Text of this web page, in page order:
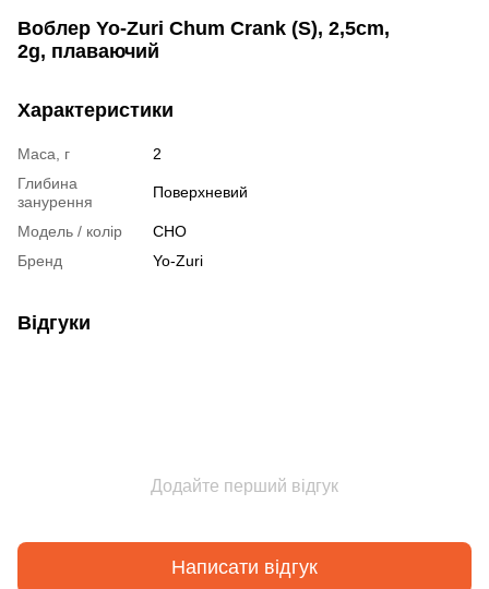
Воблер Yo-Zuri Chum Crank (S), 2,5cm,
2g, плаваючий
Характеристики
Маса, г
2
Глибина
занурення
Поверхневий
Модель / колір
CHO
Бренд
Yo-Zuri
Відгуки
Додайте перший відгук
Написати відгук